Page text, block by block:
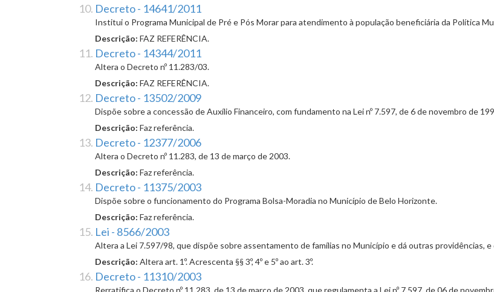
Decreto - 14641/2011
Institui o Programa Municipal de Pré e Pós Morar para atendimento à população beneficiária da Política
Descrição: FAZ REFERÊNCIA.
Decreto - 14344/2011
Altera o Decreto nº 11.283/03.
Descrição: FAZ REFERÊNCIA.
Decreto - 13502/2009
Dispõe sobre a concessão de Auxílio Financeiro, com fundamento na Lei nº 7.597, de 6 de novembro de
Descrição: Faz referência.
Decreto - 12377/2006
Altera o Decreto nº 11.283, de 13 de março de 2003.
Descrição: Faz referência.
Decreto - 11375/2003
Dispõe sobre o funcionamento do Programa Bolsa-Moradia no Município de Belo Horizonte.
Descrição: Faz referência.
Lei - 8566/2003
Altera a Lei 7.597/98, que dispõe sobre assentamento de famílias no Município e dá outras providências, e
Descrição: Altera art. 1º. Acrescenta §§ 3º, 4º e 5º ao art. 3º.
Decreto - 11310/2003